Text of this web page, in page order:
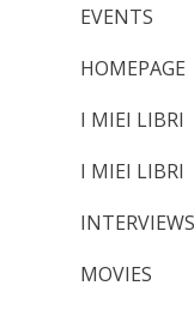
EVENTS
HOMEPAGE
I MIEI LIBRI
I MIEI LIBRI
INTERVIEWS
MOVIES